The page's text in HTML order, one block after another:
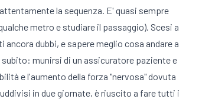
la sequenza. E' quasi sempre
metro e studiare il passaggio). Scesi a
dubbi, e sapere meglio cosa andare a
munirsi di un assicuratore paziente e
e l'aumento della forza "nervosa" dovuta
in due giornate, è riuscito a fare tutti i